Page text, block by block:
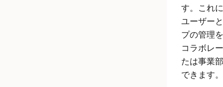
す。これ
ユーザー
プの管理
コラボレ
たは事業
できます。